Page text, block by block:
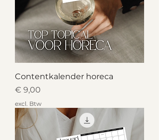
Contentkalender horeca
Prijs
€ 9,00
excl. Btw